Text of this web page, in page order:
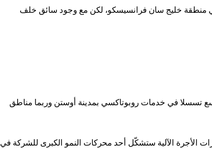
منطقة خليج سان فرانسيسكو، لكن مع وجود سائق خلف
تسسلا في خدمات روبوتاكسي بمدينة أوستن وربما مناطق
الأجرة الآلية ستشكّل أحد محركات النمو الكبرى للشركة في